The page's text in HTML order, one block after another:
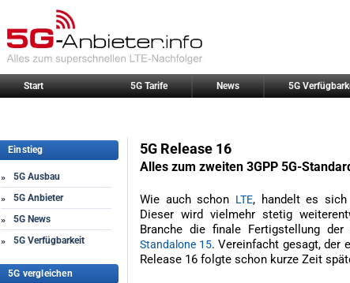
Start 5G Tarife News 5G
Einstieg
»
5G Ausbau
»
5G Anbieter
»
5G News
»
5G Verfügbarkeit
5G vergleichen
5G Release 16
Alles zum zweiten 3GPP 5G-
Wie auch schon LTE, handelt es sich
Dieser wird vielmehr stetig
Branche die finale Fertigstellung
Standalone 15. Vereinfacht gesagt, der
Release 16 folgte schon kurze Zeit